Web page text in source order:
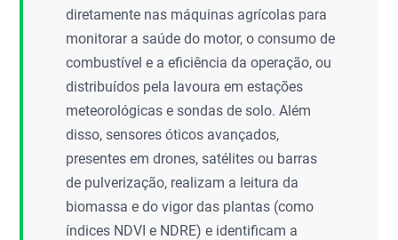
diretamente nas máquinas agrícolas para
monitorar a saúde do motor, o consumo de
combustível e a eficiência da operação, ou
distribuídos pela lavoura em estações
meteorológicas e sondas de solo. Além
disso, sensores óticos avançados,
presentes em drones, satélites ou barras
de pulverização, realizam a leitura da
biomassa e do vigor das plantas (como
índices NDVI e NDRE) e identificam a